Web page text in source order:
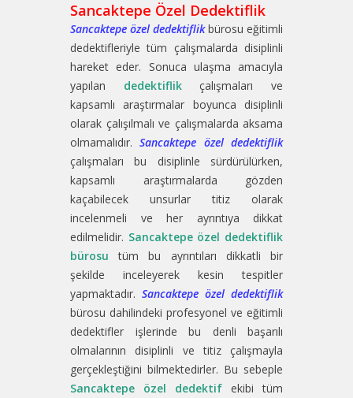
Sancaktepe Özel Dedektiflik
Sancaktepe özel dedektiflikbürosu eğitimli
dedektifleriyle tüm çalışmalarda disiplinli
hareket eder. Sonuca ulaşma amacıyla
yapılan dedektiflikçalışmaları ve
kapsamlı araştırmalar boyunca disiplinli
olarak çalışılmalı ve çalışmalarda aksama
olmamalıdır.Sancaktepe özel dedektiflik
çalışmaları bu disiplinle sürdürülürken,
kapsamlı araştırmalarda gözden
kaçabilecek unsurlar titiz olarak
incelenmeli ve her ayrıntıya dikkat
edilmelidir. Sancaktepe özel dedektiflik
bürosu tüm bu ayrıntıları dikkatli bir
şekilde inceleyerek kesin tespitler
yapmaktadır. Sancaktepe özel dedektiflik
bürosu dahilindeki profesyonel ve eğitimli
dedektifler işlerinde bu denli başarılı
olmalarının disiplinli ve titiz çalışmayla
gerçekleştiğini bilmektedirler. Bu sebeple
Sancaktepe özel dedektif ekibi tüm